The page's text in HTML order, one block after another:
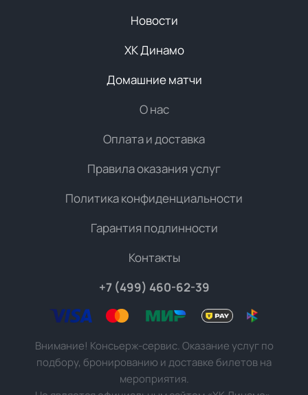
Новости
ХК Динамо
Домашние матчи
О нас
Оплата и доставка
Правила оказания услуг
Политика конфиденциальности
Гарантия подлинности
Контакты
+7 (499) 460-62-39
Внимание! Консьерж-сервис. Оказание услуг по
подбору, бронированию и доставке билетов на
мероприятия.